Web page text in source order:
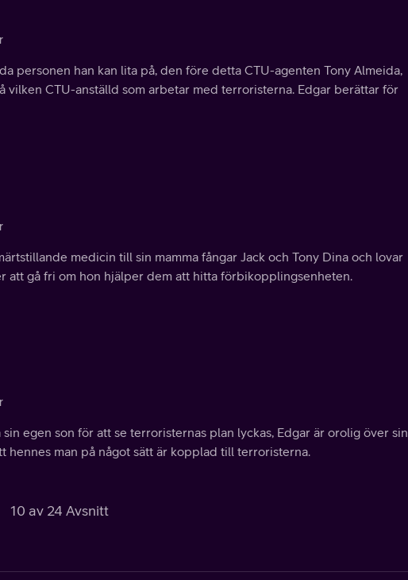
personen han kan lita på, den före detta CTU-agenten Tony Almeida,
vilken CTU-anställd som arbetar med terroristerna. Edgar berättar för
medicin till sin mamma fångar Jack och Tony Dina och lovar
att gå fri om hon hjälper dem att hitta förbikopplingsenheten.
egen son för att se terroristernas plan lyckas, Edgar är orolig över sin
hennes man på något sätt är kopplad till terroristerna.
10 av 24 Avsnitt